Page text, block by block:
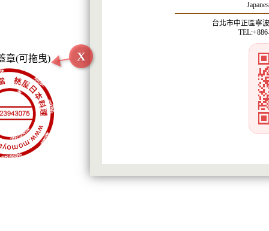
台北市中正區寧
X